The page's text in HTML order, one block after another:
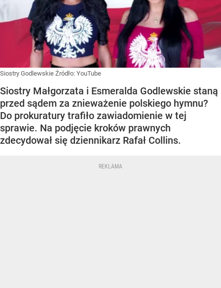
Siostry Godlewskie Źródło: YouTube
Siostry Małgorzata i Esmeralda Godlewskie staną
przed sądem za znieważenie polskiego hymnu?
Do prokuratury trafiło zawiadomienie w tej
sprawie. Na podjęcie kroków prawnych
zdecydował się dziennikarz Rafał Collins.